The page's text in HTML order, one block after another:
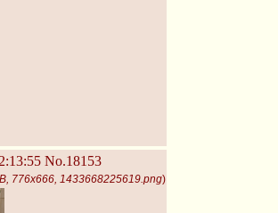
No.18153
776x666, 1433668225619.png)